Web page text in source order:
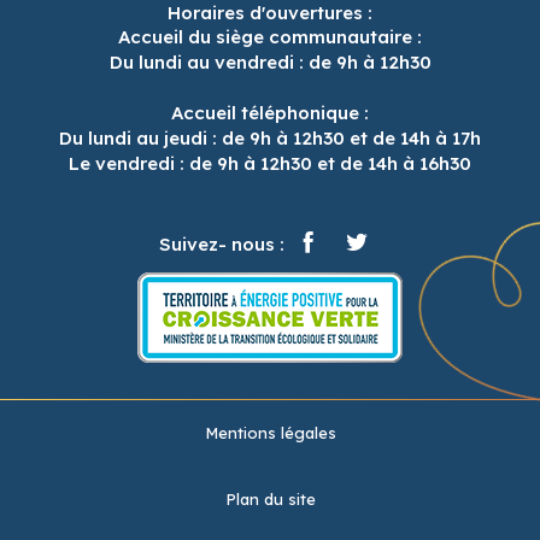
Horaires d'ouvertures :
Accueil du siège communautaire :
Du lundi au vendredi : de 9h à 12h30
Accueil téléphonique :
Du lundi au jeudi : de 9h à 12h30 et de 14h à 17h
Le vendredi : de 9h à 12h30 et de 14h à 16h30
Suivez- nous :
Mentions légales
Plan du site